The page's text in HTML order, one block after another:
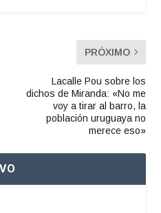
PRÓXIMO
Lacalle Pou sobre los
dichos de Miranda: «No me
voy a tirar al barro, la
población uruguaya no
merece eso»